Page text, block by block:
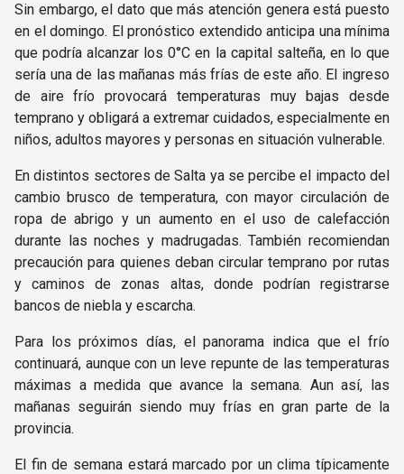
Sin embargo, el dato que más atención genera está puesto
en el domingo. El pronóstico extendido anticipa una mínima
que podría alcanzar los 0°C en la capital salteña, en lo que
sería una de las mañanas más frías de este año. El ingreso
de aire frío provocará temperaturas muy bajas desde
temprano y obligará a extremar cuidados, especialmente en
niños, adultos mayores y personas en situación vulnerable.
En distintos sectores de Salta ya se percibe el impacto del
cambio brusco de temperatura, con mayor circulación de
ropa de abrigo y un aumento en el uso de calefacción
durante las noches y madrugadas. También recomiendan
precaución para quienes deban circular temprano por rutas
y caminos de zonas altas, donde podrían registrarse
bancos de niebla y escarcha.
Para los próximos días, el panorama indica que el frío
continuará, aunque con un leve repunte de las temperaturas
máximas a medida que avance la semana. Aun así, las
mañanas seguirán siendo muy frías en gran parte de la
provincia.
El fin de semana estará marcado por un clima típicamente